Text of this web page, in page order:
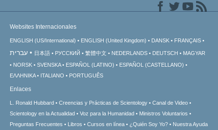
Websites Internacionales
ENGLISH (US/International) ENGLISH (United Kingdom) DANSK FRANÇAIS
עברית 日本語 РУССКИЙ 繁體中文 NEDERLANDS DEUTSCH
MAGYAR
NORSK
SVENSKA ESPAÑOL (LATINO)
ESPAÑOL (CASTELLANO)
ΕΛΛΗΝΙΚA
ITALIANO PORTUGUÊS
Enlaces
L. Ronald Hubbard Creencias y Prácticas de Scientology
Canal de Video
Scientology en la Actualidad
Voz para la Humanidad
Ministros Voluntarios
Preguntas Frecuentes
Libros Cursos en línea ¿Quién Soy Yo? Nuestra Ayuda